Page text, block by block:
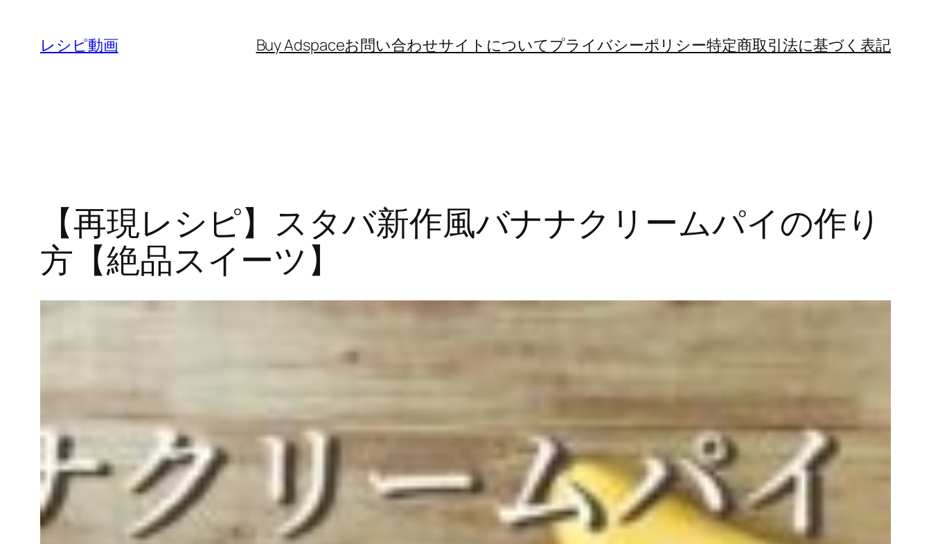
レシピ動画 Buy Adspaceお問い合わせサイトについてプライバシーポリシー特定商取引法に基づく表記
【再現レシピ】スタバ新作風バナナクリームパイの作り
方【絶品スイーツ】